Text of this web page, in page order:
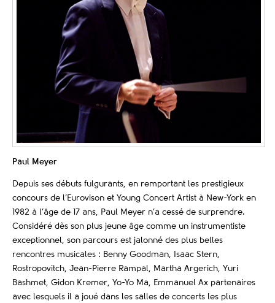
Paul Meyer
Depuis ses débuts fulgurants, en remportant les prestigieux
concours de l’Eurovison et Young Concert Artist à New-York en
1982 à l’âge de 17 ans, Paul Meyer n’a cessé de surprendre.
Considéré dès son plus jeune âge comme un instrumentiste
exceptionnel, son parcours est jalonné des plus belles
rencontres musicales : Benny Goodman, Isaac Stern,
Rostropovitch, Jean-Pierre Rampal, Martha Argerich, Yuri
Bashmet, Gidon Kremer, Yo-Yo Ma, Emmanuel Ax partenaires
avec lesquels il a joué dans les salles de concerts les plus